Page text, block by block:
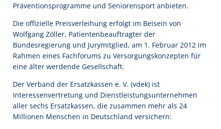
Präventionsprogramme und Seniorensport anbieten.
Die offizielle Preisverleihung erfolgt im Beisein von
Wolfgang Zöller, Patientenbeauftragter der
Bundesregierung und Jurymitglied, am 1. Februar 2012 im
Rahmen eines Fachforums zu Versorgungskonzepten für
eine älter werdende Gesellschaft.
Der Verband der Ersatzkassen e. V. (vdek) ist
Interessenvertretung und Dienstleistungsunternehmen
aller sechs Ersatzkassen, die zusammen mehr als 24
Millionen Menschen in Deutschland versichern: